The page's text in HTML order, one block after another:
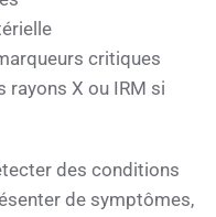
critiques
rayons X ou IRM si
des conditions
de symptômes,